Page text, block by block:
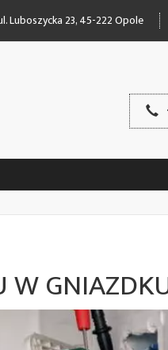
Luboszycka 23, 45-222 Opole
W